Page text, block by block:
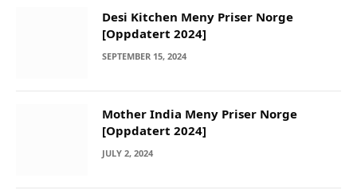
Desi Kitchen Meny Priser Norge
[Oppdatert 2024]
SEPTEMBER 15, 2024
Mother India Meny Priser Norge
[Oppdatert 2024]
JULY 2, 2024